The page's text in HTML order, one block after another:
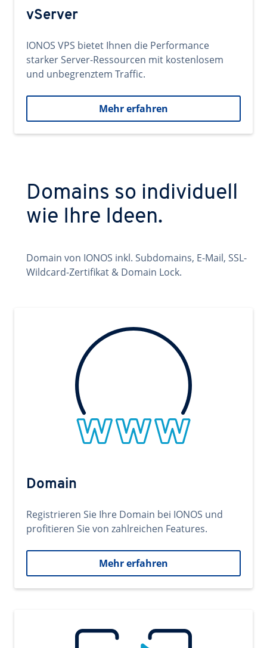
vServer
IONOS VPS bietet Ihnen die Performance
starker Server-Ressourcen mit kostenlosem
und unbegrenztem Traffic.
Mehr erfahren
Domains so individuell
wie Ihre Ideen.
Domain von IONOS inkl. Subdomains, E-Mail, SSL-
Wildcard-Zertifikat & Domain Lock.
Domain
Registrieren Sie Ihre Domain bei IONOS und
profitieren Sie von zahlreichen Features.
Mehr erfahren